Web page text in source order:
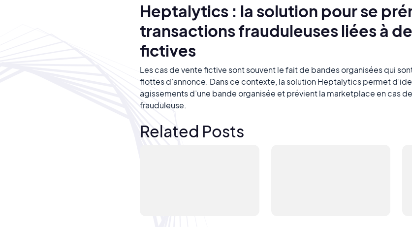
Heptalytics : la solution pour se
transactions frauduleuses liées à
fictives
Les cas de vente fictive sont souvent le fait de bandes organisées qui
flottes d’annonce. Dans ce contexte, la solution Heptalytics permet
agissements d’une bande organisée et prévient la marketplace en cas
frauduleuse.
Related Posts